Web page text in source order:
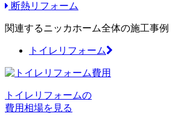
断熱リフォーム
関連するニッカホーム全体の施工事例
トイレリフォーム
トイレリフォームの
費用相場を見る